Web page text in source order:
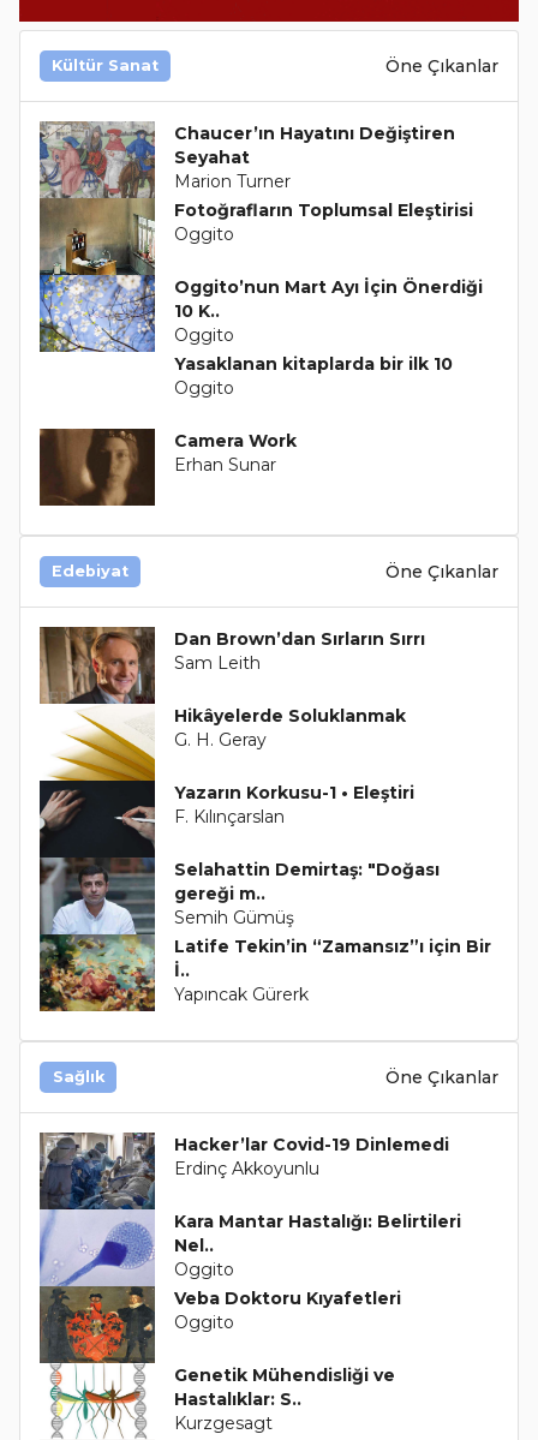
Kültür Sanat Öne Çıkanlar
Chaucer’ın Hayatını Değiştiren
Seyahat
Marion Turner
Fotoğrafların Toplumsal Eleştirisi
Oggito
Oggito’nun Mart Ayı İçin Önerdiği
10 K..
Oggito
Yasaklanan kitaplarda bir ilk 10
Oggito
Camera Work
Erhan Sunar
Edebiyat Öne Çıkanlar
Dan Brown’dan Sırların Sırrı
Sam Leith
Hikâyelerde Soluklanmak
G. H. Geray
Yazarın Korkusu-1 • Eleştiri
F. Kılınçarslan
Selahattin Demirtaş: "Doğası
gereği m..
Semih Gümüş
Latife Tekin’in “Zamansız”ı için Bir
İ..
Yapıncak Gürerk
Sağlık Öne Çıkanlar
Hacker’lar Covid-19 Dinlemedi
Erdinç Akkoyunlu
Kara Mantar Hastalığı: Belirtileri
Nel..
Oggito
Veba Doktoru Kıyafetleri
Oggito
Genetik Mühendisliği ve
Hastalıklar: S..
Kurzgesagt